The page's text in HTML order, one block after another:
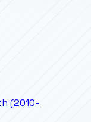
(2010-